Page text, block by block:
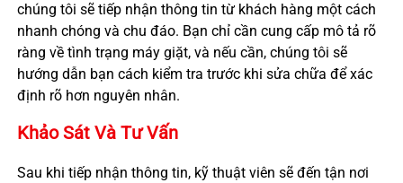
chúng tôi sẽ tiếp nhận thông tin từ khách hàng một cách
nhanh chóng và chu đáo. Bạn chỉ cần cung cấp mô tả rõ
ràng về tình trạng máy giặt, và nếu cần, chúng tôi sẽ
hướng dẫn bạn cách kiểm tra trước khi sửa chữa để xác
định rõ hơn nguyên nhân.
Khảo Sát Và Tư Vấn
Sau khi tiếp nhận thông tin, kỹ thuật viên sẽ đến tận nơi